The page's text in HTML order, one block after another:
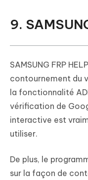
9.
SAMSUNG FRP
contournement du
la fonctionnalité
vérification de
interactive est
utiliser.
De plus, le
sur la façon de